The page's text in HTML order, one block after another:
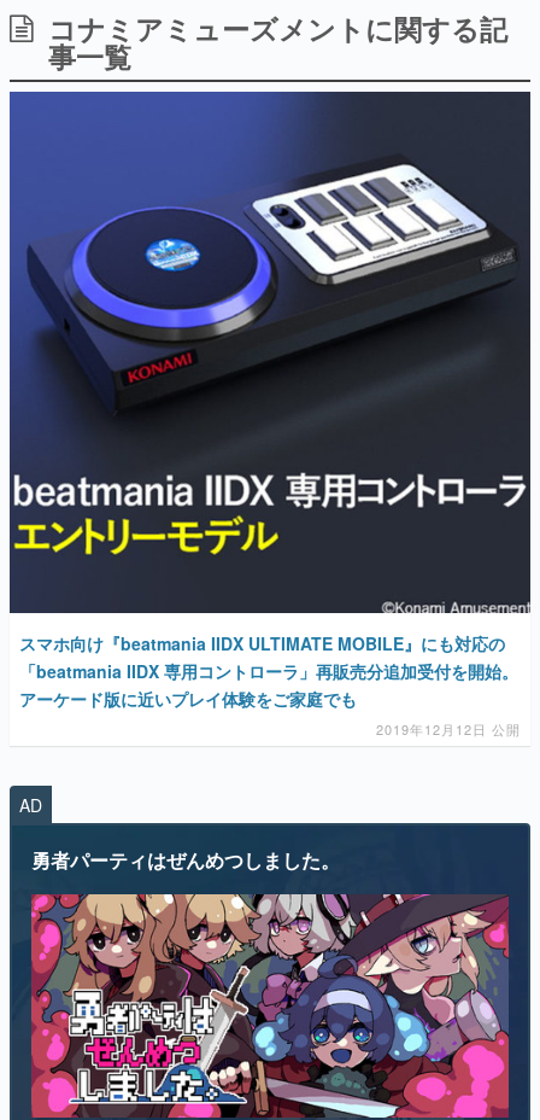
日本のモバイルゲーム史における主要なトピック・タイト
ルを網羅するほか、開発者へのインタビューや識者による
解説を掲載。約20年の歴史が一望できる決定版！
若ゲのいたり〜ゲームクリエイターの青春〜
なんでゲームは面白い？
ゲーム開発者・hamatsu氏がゲームの魅力を画面や操作の
具体的な形から解き明かしていく、硬派で骨太な評論連載
です。
ゲームが変えた日本語
「経験値」「裏技」「ラスボス」… ゲームにまつわる言葉
の起源や用法の変遷を、コンピューター文化史研究家・タ
イニーP氏が徹底調査。
カテゴリ
マンガ
女性向け
その他
電ファミニコゲーマーとは？
運営：株式会社マレ
コナミアミューズメントに関する記
事一覧
スマホ向け『beatmania IIDX ULTIMATE MOBILE』にも対応の
「beatmania IIDX 専用コントローラ」再販売分追加受付を開始。
アーケード版に近いプレイ体験をご家庭でも
2019年12月12日 公開
AD
勇者パーティはぜんめつしました。